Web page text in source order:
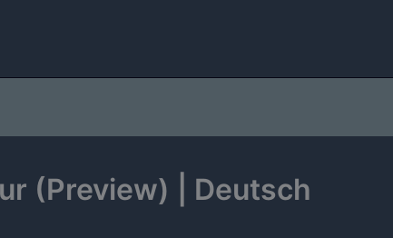
(Preview) | Deutsch